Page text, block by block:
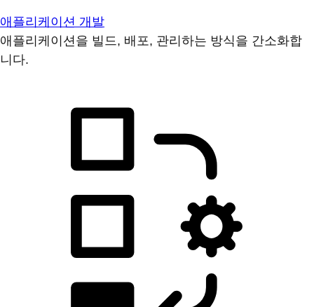
애플리케이션 개발
애플리케이션을 빌드, 배포, 관리하는 방식을 간소화합
니다.